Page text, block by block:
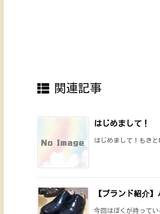
関連記事
はじめまして！
はじめまして！もき
【ブランド紹介
今回はぼくが持って